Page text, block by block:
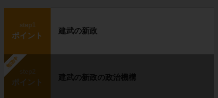
step1
ポイント
建武の新政
勉強中
ポイント
建武の新政の政治機構